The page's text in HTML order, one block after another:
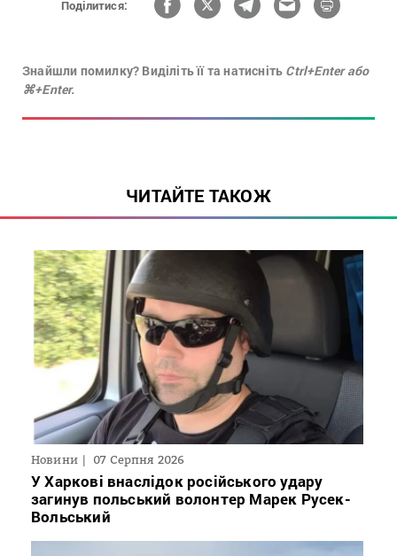
Поділитися:
Знайшли помилку? Виділіть її та натисніть Ctrl+Enter або
⌘+Enter.
ЧИТАЙТЕ ТАКОЖ
Новини 07 Серпня 2026
У Харкові внаслідок російського удару
загинув польський волонтер Марек Русек-
Вольський